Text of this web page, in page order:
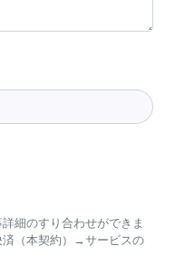
細のすり合わせができま
済（本契約）→サービスの